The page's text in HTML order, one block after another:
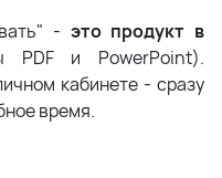
- это продукт в
PDF и PowerPoint).
кабинете - сразу
время.